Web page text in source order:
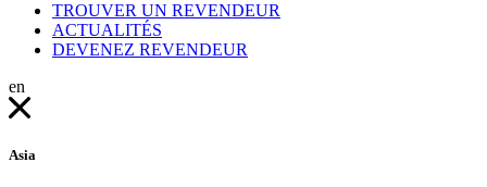
TROUVER UN REVENDEUR
ACTUALITÉS
DEVENEZ REVENDEUR
en
Asia